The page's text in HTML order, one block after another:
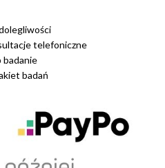
telefoniczne
badanie
badań